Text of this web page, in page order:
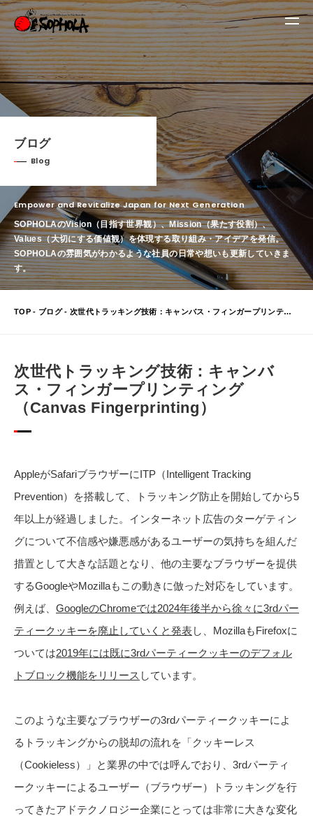
ブログ
Blog
Empower and Revitalize Japan for Next Generation
SOPHOLAのVision（目指す世界観）、Mission（果たす役割）、
Values（大切にする価値観）を体現する取り組み・アイデアを発信。
SOPHOLAの雰囲気がわかるような社員の日常や想いも更新していきま
す。
TOP - ブログ- 次世代トラッキング技術：キャンバス・フィンガープリンティング（Canvas Fingerprinting）
次世代トラッキング技術：キャンバ
ス・フィンガープリンティング
（Canvas Fingerprinting）
AppleがSafariブラウザーにITP（Intelligent Tracking
Prevention）を搭載して、トラッキング防止を開始してから5
年以上が経過しました。インターネット広告のターゲティン
グについて不信感や嫌悪感があるユーザーの気持ちを組んだ
措置として大きな話題となり、他の主要なブラウザーを提供
するGoogleやMozillaもこの動きに倣った対応をしています。
例えば、 GoogleのChromeでは2024年後半から徐々に3rdパー
ティークッキーを廃止していくと発表し、MozillaもFirefoxに
ついては2019年には既に3rdパーティークッキーのデフォル
トブロック機能をリリース しています。
このような主要なブラウザーの3rdパーティークッキーによ
るトラッキングからの脱却の流れを「クッキーレス
（Cookieless）」と業界の中では呼んでおり、3rdパーティ
ークッキーによるユーザー（ブラウザー）トラッキングを行
ってきたアドテクノロジー企業にとっては非常に大きな変化